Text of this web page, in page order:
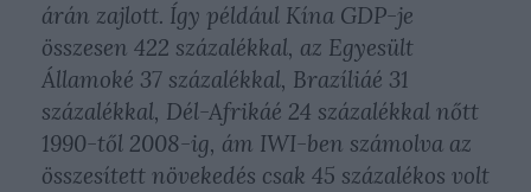
árán zajlott. Így például Kína GDP-je
összesen 422 százalékkal, az Egyesült
Államoké 37 százalékkal, Brazíliáé 31
százalékkal, Dél-Afrikáé 24 százalékkal nőtt
1990-től 2008-ig, ám IWI-ben számolva az
összesített növekedés csak 45 százalékos volt